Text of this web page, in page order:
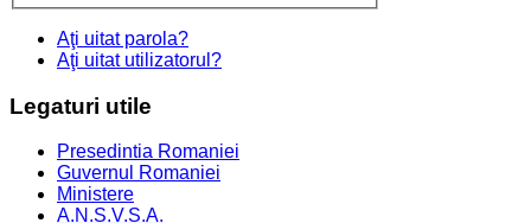
Aţi uitat parola?
Aţi uitat utilizatorul?
Legaturi utile
Presedintia Romaniei
Guvernul Romaniei
Ministere
A.N.S.V.S.A.